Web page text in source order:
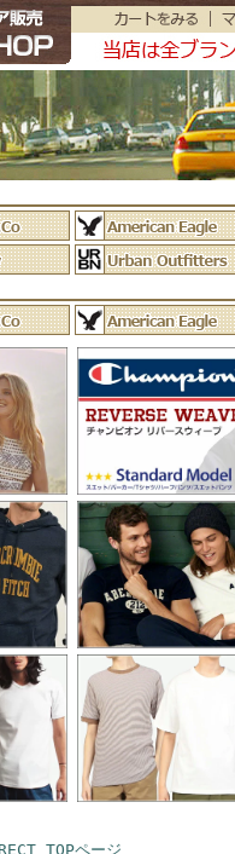
TOPページ